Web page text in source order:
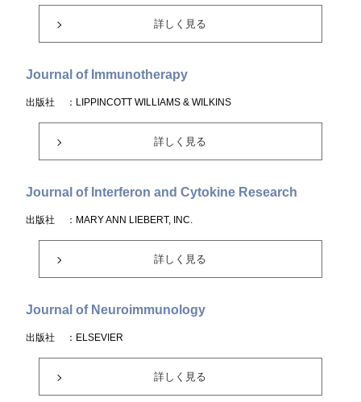
詳しく見る
Journal of Immunotherapy
出版社 ：LIPPINCOTT WILLIAMS & WILKINS
詳しく見る
Journal of Interferon and Cytokine Research
出版社 ：MARY ANN LIEBERT, INC.
詳しく見る
Journal of Neuroimmunology
出版社 ：ELSEVIER
詳しく見る